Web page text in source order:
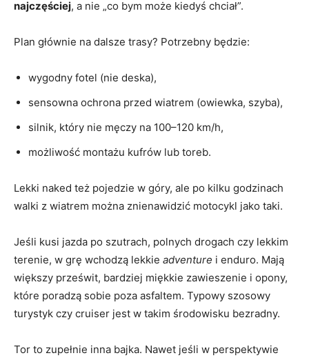
najczęściej, a nie „co bym może kiedyś chciał”.
Plan głównie na dalsze trasy? Potrzebny będzie:
wygodny fotel (nie deska),
sensowna ochrona przed wiatrem (owiewka, szyba),
silnik, który nie męczy na 100–120 km/h,
możliwość montażu kufrów lub toreb.
Lekki naked też pojedzie w góry, ale po kilku godzinach
walki z wiatrem można znienawidzić motocykl jako taki.
Jeśli kusi jazda po szutrach, polnych drogach czy lekkim
terenie, w grę wchodzą lekkie adventure i enduro. Mają
większy prześwit, bardziej miękkie zawieszenie i opony,
które poradzą sobie poza asfaltem. Typowy szosowy
turystyk czy cruiser jest w takim środowisku bezradny.
Tor to zupełnie inna bajka. Nawet jeśli w perspektywie